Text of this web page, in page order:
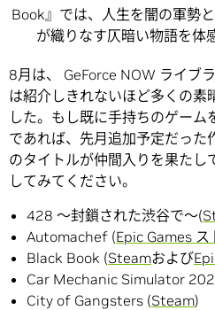
Book』では、人生を闇の軍勢
が織りなす仄暗い物語を体
8月は、 GeForce NOW ライブ
は紹介しきれないほど多くの素
した。もし既に手持ちのゲーム
であれば、先月追加予定だった
のタイトルが仲間入りを果たし
してみてください。
428 〜封鎖された渋谷で〜(
Automachef (Epic Games ス
Black Book (Steamおよび
Car Mechanic Simulator
City of Gangsters (Steam)